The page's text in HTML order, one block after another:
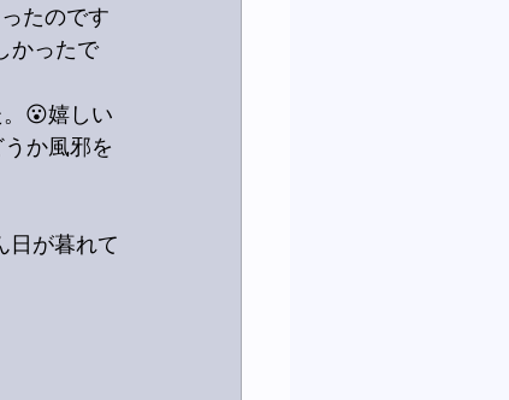
たのです
かったで
😮嬉しい
か風邪を
日が暮れて